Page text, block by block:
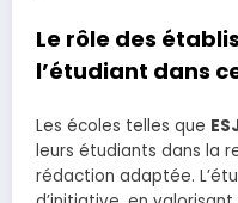
Le rôle des
l’étudiant dans
Les écoles telles que
leurs étudiants dans la
rédaction adaptée.